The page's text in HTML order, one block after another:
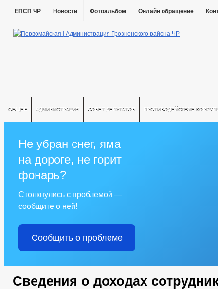
ЕПСП ЧР Новости Фотоальбом Онлайн обращение
ОБЩЕЕ АДМИНИСТРАЦИЯ СОВЕТ ДЕПУТАТОВ ПРОТИВОДЕЙСТВИЕ
Не убран снег, яма
на дороге, не горит
фонарь?
Столкнулись с проблемой —
сообщите о ней!
Сообщить о проблеме
Сведения о доходах